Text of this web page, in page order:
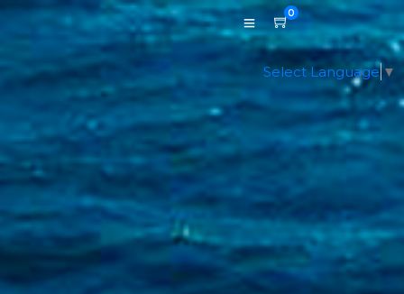
0
Select Language▼